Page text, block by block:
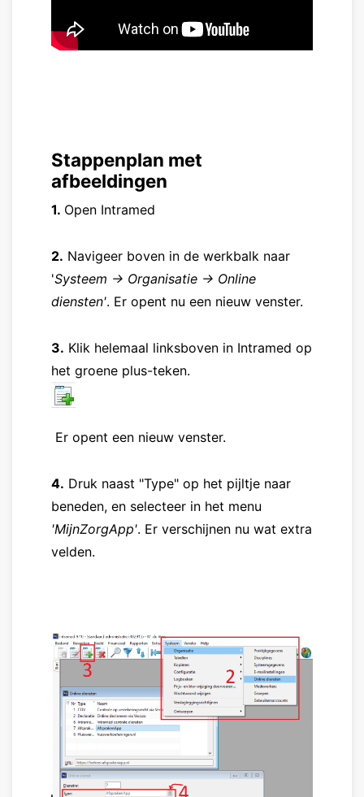
Stappenplan met
afbeeldingen
1. Open Intramed
2. Navigeer boven in de werkbalk naar
'Systeem -> Organisatie -> Online
diensten'. Er opent nu een nieuw venster.
3. Klik helemaal linksboven in Intramed op
het groene plus-teken.
Er opent een nieuw venster.
4. Druk naast "Type" op het pijltje naar
beneden, en selecteer in het menu
'MijnZorgApp'. Er verschijnen nu wat extra
velden.